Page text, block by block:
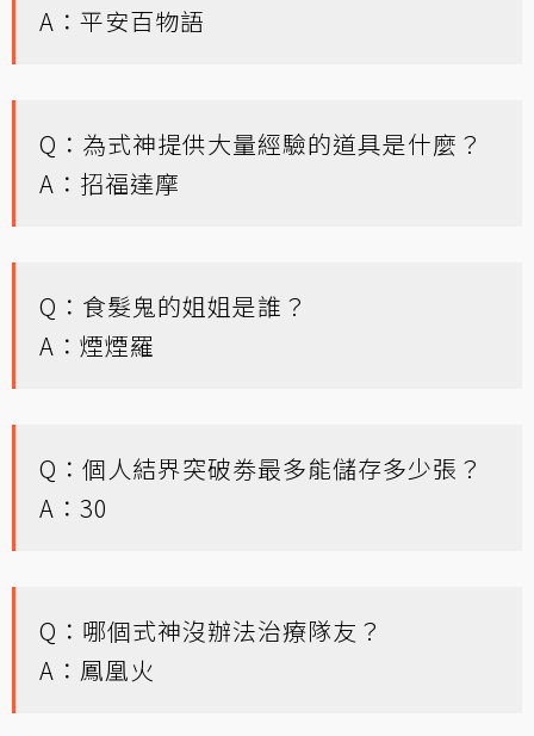
A：平安百物語
Q：為式神提供大量經驗的道具是什麼？
A：招福達摩
Q：食髮鬼的姐姐是誰？
A：煙煙羅
Q：個人結界突破劵最多能儲存多少張？
A：30
Q：哪個式神沒辦法治療隊友？
A：鳳凰火